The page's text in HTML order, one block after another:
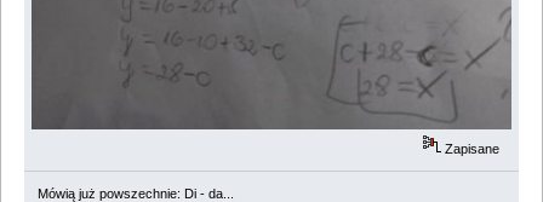
Zapisane
Mówią już powszechnie: Di - da...